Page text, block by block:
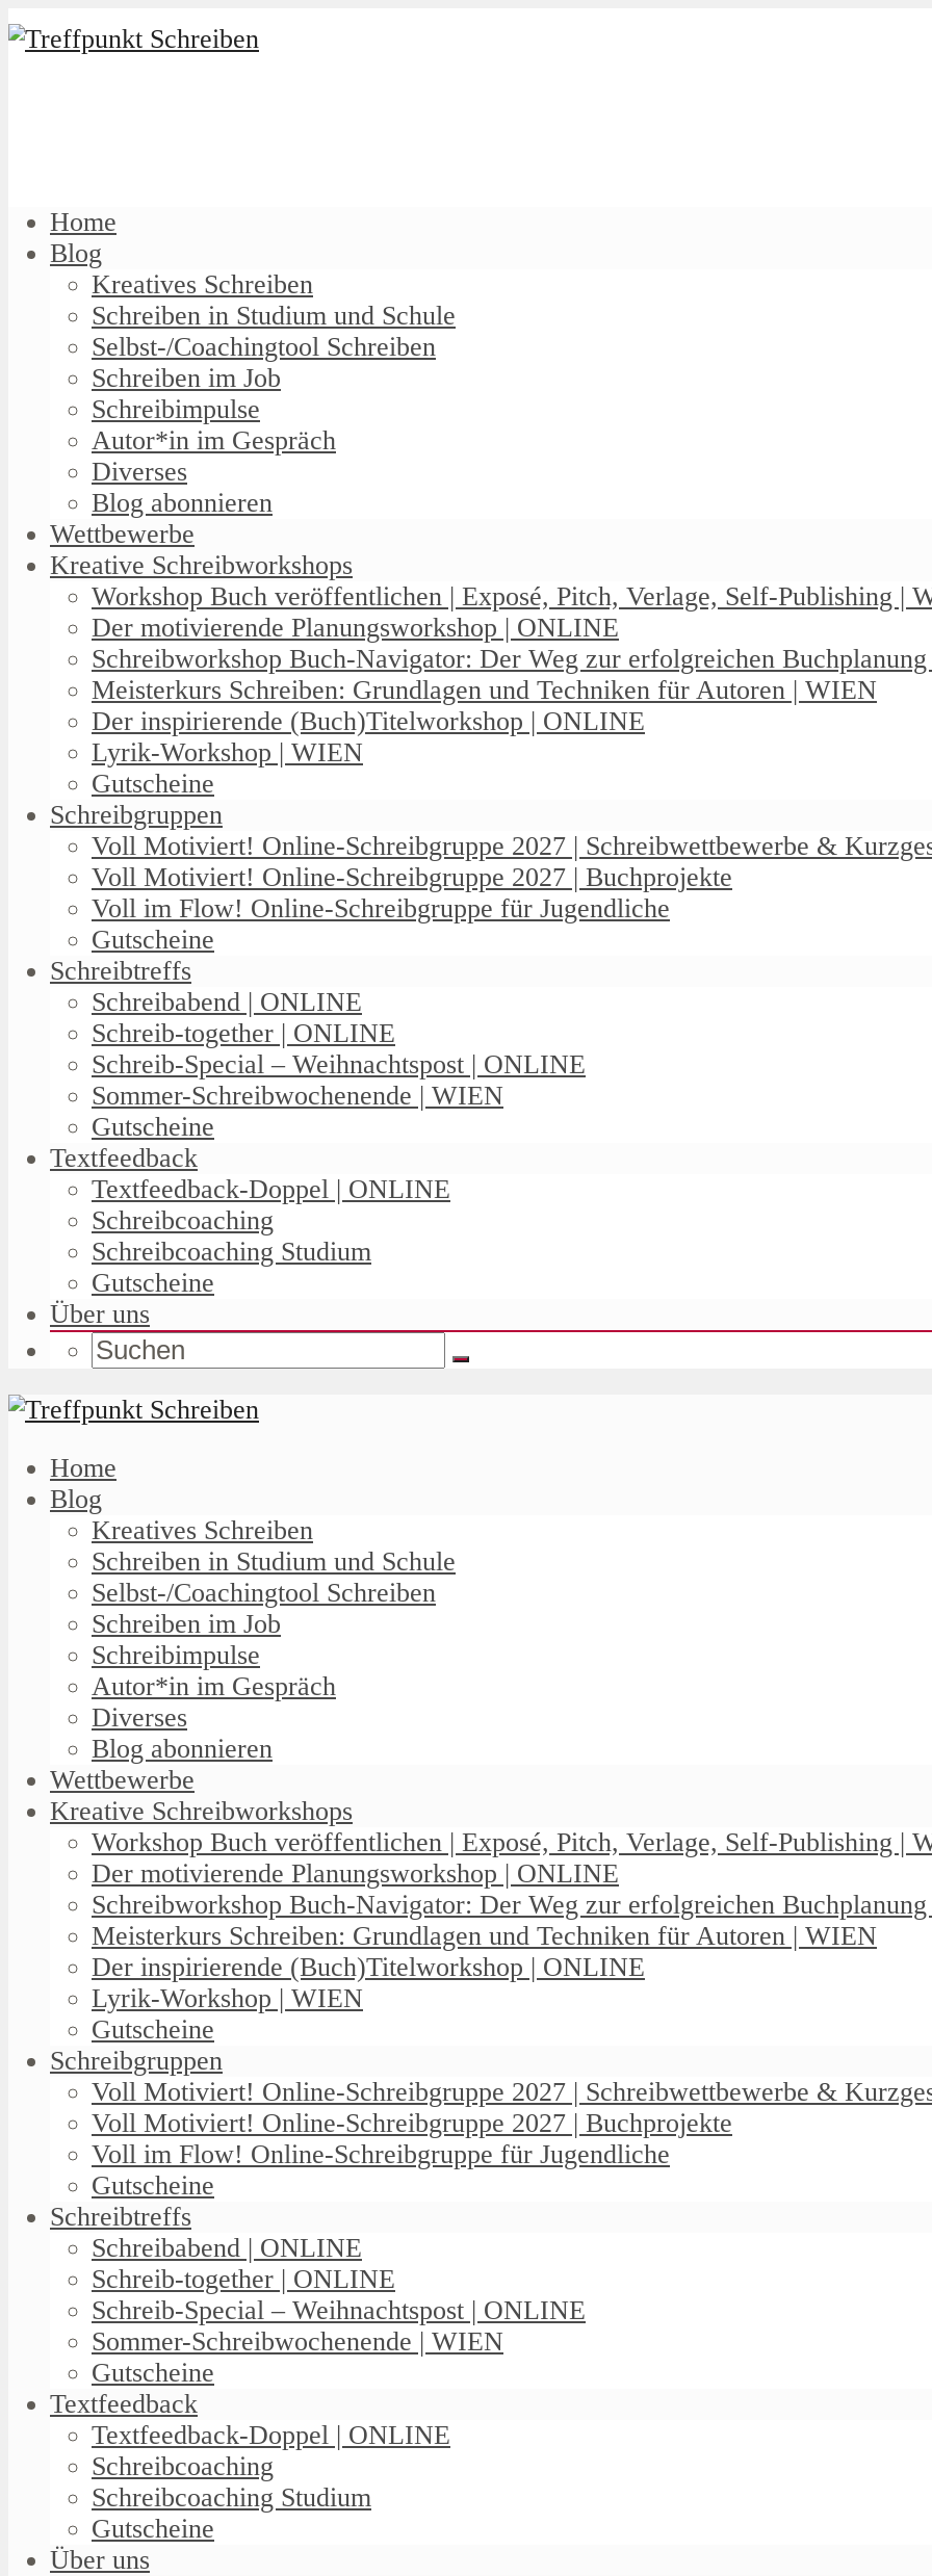
Home
Blog
Kreatives Schreiben
Schreiben in Studium und Schule
Selbst-/Coachingtool Schreiben
Schreiben im Job
Schreibimpulse
Autor*in im Gespräch
Diverses
Blog abonnieren
Wettbewerbe
Kreative Schreibworkshops
Workshop Buch veröffentlichen | Exposé, Pitch, Verlage, Self-Publishing |
Der motivierende Planungsworkshop | ONLINE
Schreibworkshop Buch-Navigator: Der Weg zur erfolgreichen
Meisterkurs Schreiben: Grundlagen und Techniken für Autoren | WIEN
Der inspirierende (Buch)Titelworkshop | ONLINE
Lyrik-Workshop | WIEN
Gutscheine
Schreibgruppen
Voll Motiviert! Online-Schreibgruppe 2027 | Schreibwettbewerbe &
Voll Motiviert! Online-Schreibgruppe 2027 | Buchprojekte
Voll im Flow! Online-Schreibgruppe für Jugendliche
Gutscheine
Schreibtreffs
Schreibabend | ONLINE
Schreib-together | ONLINE
Schreib-Special – Weihnachtspost | ONLINE
Sommer-Schreibwochenende | WIEN
Gutscheine
Textfeedback
Textfeedback-Doppel | ONLINE
Schreibcoaching
Schreibcoaching Studium
Gutscheine
Über uns
Home
Blog
Kreatives Schreiben
Schreiben in Studium und Schule
Selbst-/Coachingtool Schreiben
Schreiben im Job
Schreibimpulse
Autor*in im Gespräch
Diverses
Blog abonnieren
Wettbewerbe
Kreative Schreibworkshops
Workshop Buch veröffentlichen | Exposé, Pitch, Verlage, Self-Publishing |
Der motivierende Planungsworkshop | ONLINE
Schreibworkshop Buch-Navigator: Der Weg zur erfolgreichen
Meisterkurs Schreiben: Grundlagen und Techniken für Autoren | WIEN
Der inspirierende (Buch)Titelworkshop | ONLINE
Lyrik-Workshop | WIEN
Gutscheine
Schreibgruppen
Voll Motiviert! Online-Schreibgruppe 2027 | Schreibwettbewerbe &
Voll Motiviert! Online-Schreibgruppe 2027 | Buchprojekte
Voll im Flow! Online-Schreibgruppe für Jugendliche
Gutscheine
Schreibtreffs
Schreibabend | ONLINE
Schreib-together | ONLINE
Schreib-Special – Weihnachtspost | ONLINE
Sommer-Schreibwochenende | WIEN
Gutscheine
Textfeedback
Textfeedback-Doppel | ONLINE
Schreibcoaching
Schreibcoaching Studium
Gutscheine
Über uns